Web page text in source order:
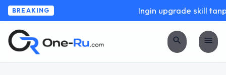
BREAKING Ingin upgrade skill
search menu